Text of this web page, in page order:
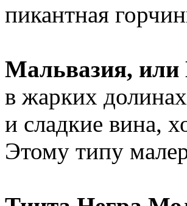
пикантная
Мальвазия, или
в жарких
и сладкие вина,
Этому типу